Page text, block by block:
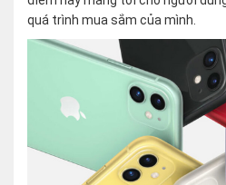
quá trình mua sắm của mình.